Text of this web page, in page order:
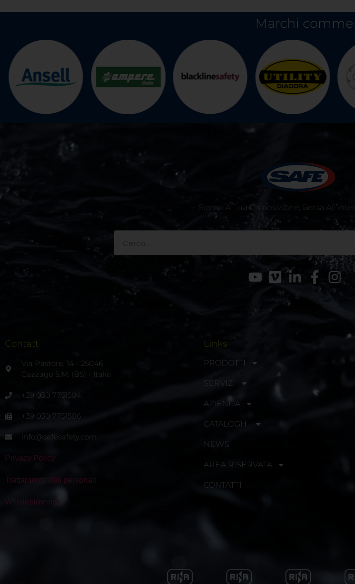
Marchi
Siamo A Tua Disposizione, Cerca
Contatti
Via Pastore, 14 - 25046
Cazzago S.M. (BS) - Italia
+39 030 7751504
+39 030 7751506
info@safesafety.com
Privacy Policy
Trattamento dati personali
Whisleblowing
Links
PRODOTTI
SERVIZI
AZIENDA
CATALOGHI
NEWS
AREA RISERVATA
CONTATTI